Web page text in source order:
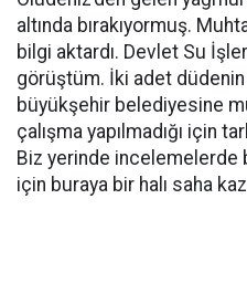
altında bırakıyormuş.
bilgi aktardı. Devlet Su
görüştüm. İki adet
büyükşehir belediyesine
çalışma yapılmadığı için
Biz yerinde incelemelerde
için buraya bir halı saha